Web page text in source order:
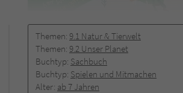
Themen: 9.1 Natur & Tierwelt
Themen: 9.2 Unser Planet
Buchtyp: Sachbuch
Buchtyp: Spielen und Mitmachen
Alter: ab 7 Jahren